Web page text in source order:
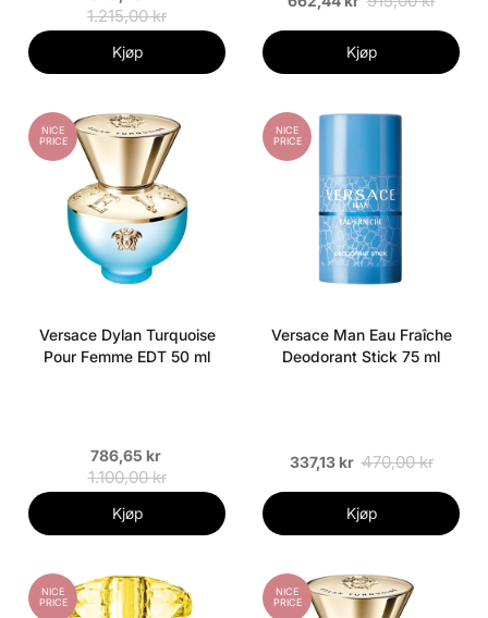
1.215,00 kr
Kjøp Kjøp
NICE
PRICE
Versace Dylan Turquoise
Pour Femme EDT 50 ml
786,65 kr
1.100,00 kr
Kjøp
NICE
PRICE
Versace Man Eau Fraîche
Deodorant Stick 75 ml
337,13 kr 470,00 kr
Kjøp
NICE
PRICE
NICE
PRICE